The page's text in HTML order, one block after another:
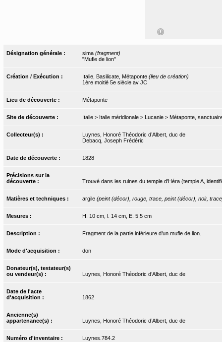
Désignation générale : sima (fragment)
"Mufle de lion"
Création / Exécution : Italie, Basilicate, Métaponte (lieu de création)
1ère moitié 5e siècle av JC
Lieu de découverte : Métaponte
Site de découverte : Italie > Italie méridionale > Lucanie > Métaponte,
Collecteur(s) :
Luynes, Honoré Théodoric d’Albert, duc de
Debacq, Joseph Frédéric
Date de découverte : 1828
Précisions sur la
découverte :
Trouvé dans les ruines du temple d'Héra (temple A,
Matières et techniques : argile (peint (décor), rouge, trace, peint (décor), noir,
Mesures : H. 10 cm, l. 14 cm, E. 5,5 cm
Description : Fragment de la partie inférieure d’un mufle de lion.
Mode d'acquisition : don
Donateur(s), testateur(s)
ou vendeur(s) :
Luynes, Honoré Théodoric d’Albert, duc de
Date de l'acte
d'acquisition :
1862
Ancienne(s)
appartenance(s) :
Luynes, Honoré Théodoric d’Albert, duc de
Numéro d'inventaire : Luynes.784.2